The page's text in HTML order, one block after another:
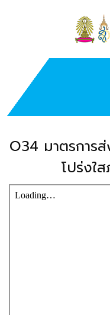
O34 มาตรการ
โปร่งใ